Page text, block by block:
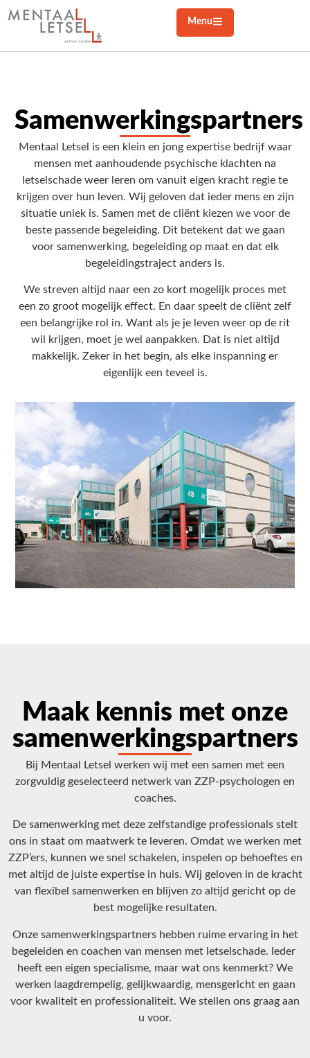
Menu
Samenwerkingspartners
Mentaal Letsel is een klein en jong expertise bedrijf waar
mensen met aanhoudende psychische klachten na
letselschade weer leren om vanuit eigen kracht regie te
krijgen over hun leven. Wij geloven dat ieder mens en zijn
situatie uniek is. Samen met de cliënt kiezen we voor de
beste passende begeleiding. Dit betekent dat we gaan
voor samenwerking, begeleiding op maat en dat elk
begeleidingstraject anders is.
We streven altijd naar een zo kort mogelijk proces met
een zo groot mogelijk effect. En daar speelt de cliënt zelf
een belangrijke rol in. Want als je je leven weer op de rit
wil krijgen, moet je wel aanpakken. Dat is niet altijd
makkelijk. Zeker in het begin, als elke inspanning er
eigenlijk een teveel is.
Maak kennis met onze
samenwerkingspartners
Bij Mentaal Letsel werken wij met een samen met een
zorgvuldig geselecteerd netwerk van ZZP-psychologen en
coaches.
De samenwerking met deze zelfstandige professionals stelt
ons in staat om maatwerk te leveren. Omdat we werken met
ZZP’ers, kunnen we snel schakelen, inspelen op behoeftes en
met altijd de juiste expertise in huis. Wij geloven in de kracht
van flexibel samenwerken en blijven zo altijd gericht op de
best mogelijke resultaten.
Onze samenwerkingspartners hebben ruime ervaring in het
begeleiden en coachen van mensen met letselschade. Ieder
heeft een eigen specialisme, maar wat ons kenmerkt? We
werken laagdrempelig, gelijkwaardig, mensgericht en gaan
voor kwaliteit en professionaliteit. We stellen ons graag aan
u voor.